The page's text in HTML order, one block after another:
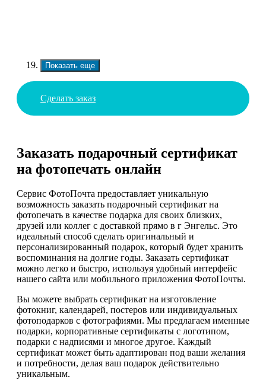
Показать еще
Сделать заказ
Заказать подарочный сертификат
на фотопечать онлайн
Сервис ФотоПочта предоставляет уникальную
возможность заказать подарочный сертификат на
фотопечать в качестве подарка для своих близких,
друзей или коллег с доставкой прямо в г Энгельс. Это
идеальный способ сделать оригинальный и
персонализированный подарок, который будет хранить
воспоминания на долгие годы. Заказать сертификат
можно легко и быстро, используя удобный интерфейс
нашего сайта или мобильного приложения ФотоПочты.
Вы можете выбрать сертификат на изготовление
фотокниг, календарей, постеров или индивидуальных
фотоподарков с фотографиями. Мы предлагаем именные
подарки, корпоративные сертификаты с логотипом,
подарки с надписями и многое другое. Каждый
сертификат может быть адаптирован под ваши желания
и потребности, делая ваш подарок действительно
уникальным.